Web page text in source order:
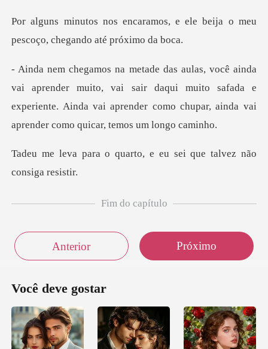
os, e ele beija o meu
pescoço,
uito, vai sair daqui muito safada e
experiente. Ainda vai aprender
arto, e eu sei que talv
Fim do capítulo
Anterior Próximo
Você deve gostar